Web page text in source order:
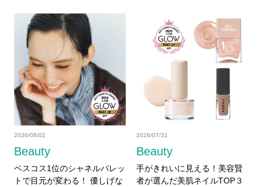
Beauty
2026/08/02
ベスコス1位のシャネルパレッ
トで目元が変わる！ 優しげな
Beauty
2026/07/31
手がきれいに見える！美容賢
者が選んだ美肌ネイルTOP３